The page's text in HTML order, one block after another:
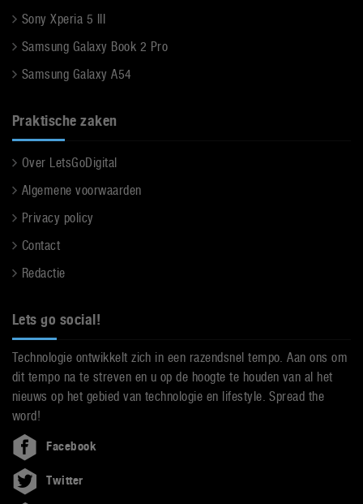
Sony Xperia 5 III
Samsung Galaxy Book 2 Pro
Samsung Galaxy A54
Praktische zaken
Over LetsGoDigital
Algemene voorwaarden
Privacy policy
Contact
Redactie
Lets go social!
Technologie ontwikkelt zich in een razendsnel tempo. Aan ons om
dit tempo na te streven en u op de hoogte te houden van al het
nieuws op het gebied van technologie en lifestyle. Spread the
word!
Facebook
Twitter